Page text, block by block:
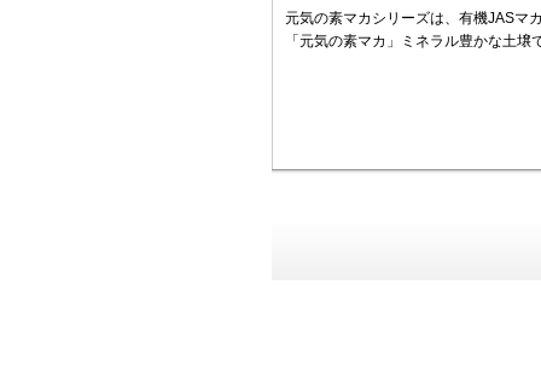
元気の素マカシリーズは、有機JASマ
「元気の素マカ」ミネラル豊かな土壌